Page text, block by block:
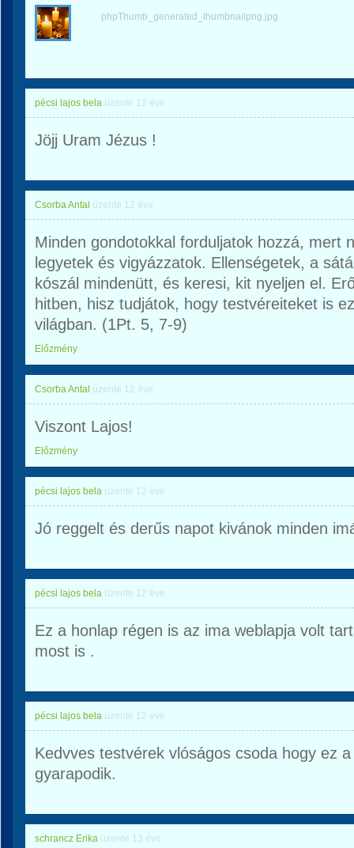
phpThumb_generated_thumbnailpng.jpg
pécsi lajos bela üzente 12 éve
Jöjj Uram Jézus !
Csorba Antal üzente 12 éve
Minden gondotokkal forduljatok hozzá, mert
legyetek és vigyázzatok. Ellenségetek, a
kószál mindenütt, és keresi, kit nyeljen el.
hitben, hisz tudjátok, hogy testvéreiteket is
világban. (1Pt. 5, 7-9)
Előzmény
Csorba Antal üzente 12 éve
Viszont Lajos!
Előzmény
pécsi lajos bela üzente 12 éve
Jó reggelt és derűs napot kivánok minden
pécsi lajos bela üzente 12 éve
Ez a honlap régen is az ima weblapja volt
most is .
pécsi lajos bela üzente 12 éve
Kedvves testvérek vlóságos csoda hogy ez
gyarapodik.
schrancz Erika üzente 13 éve